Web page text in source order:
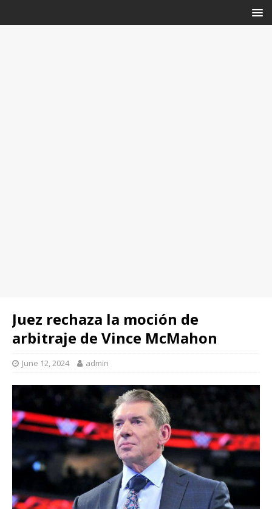
Juez rechaza la moción de
arbitraje de Vince McMahon
June 12, 2024 admin